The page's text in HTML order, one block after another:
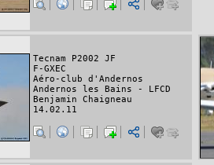
Tecnam P2002 JF
F-GXEC
Aéro-club d'Andernos
Andernos les Bains - LFCD
Benjamin Chaigneau
14.02.11